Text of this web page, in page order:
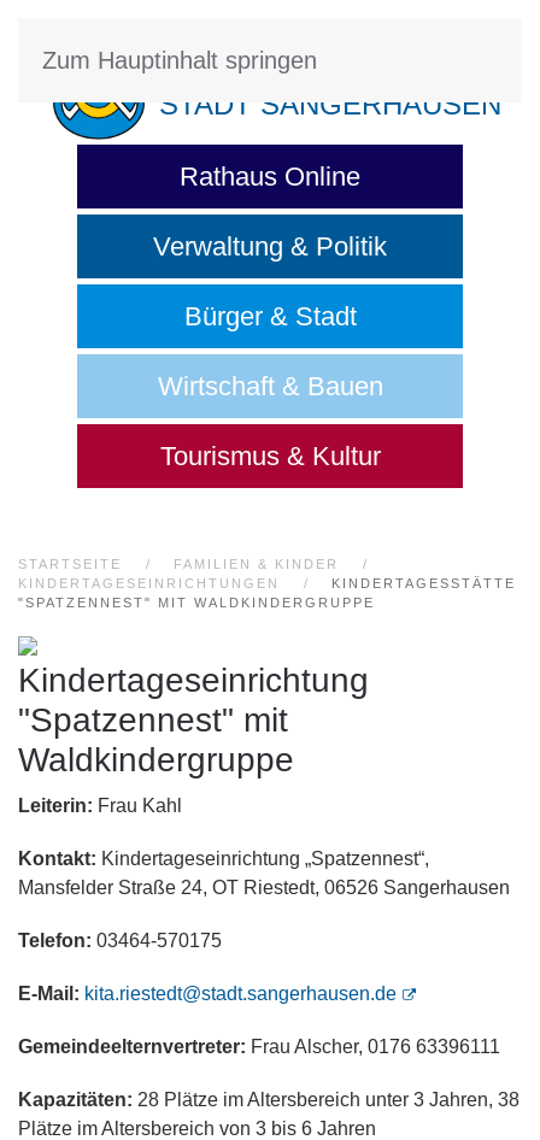
Zum Hauptinhalt springen
STADT SANGERHAUSEN
Rathaus Online
Verwaltung & Politik
Bürger & Stadt
Wirtschaft & Bauen
Tourismus & Kultur
STARTSEITE
FAMILIEN & KINDER
KINDERTAGESEINRICHTUNGEN
KINDERTAGESSTÄTTE
"SPATZENNEST" MIT WALDKINDERGRUPPE
Kindertageseinrichtung
"Spatzennest" mit
Waldkindergruppe
Leiterin: Frau Kahl
Kontakt: Kindertageseinrichtung „Spatzennest“,
Mansfelder Straße 24, OT Riestedt, 06526 Sangerhausen
Telefon: 03464-570175
E-Mail: kita.riestedt@stadt.sangerhausen.de
Gemeindeelternvertreter: Frau Alscher, 0176 63396111
Kapazitäten: 28 Plätze im Altersbereich unter 3 Jahren, 38
Plätze im Altersbereich von 3 bis 6 Jahren